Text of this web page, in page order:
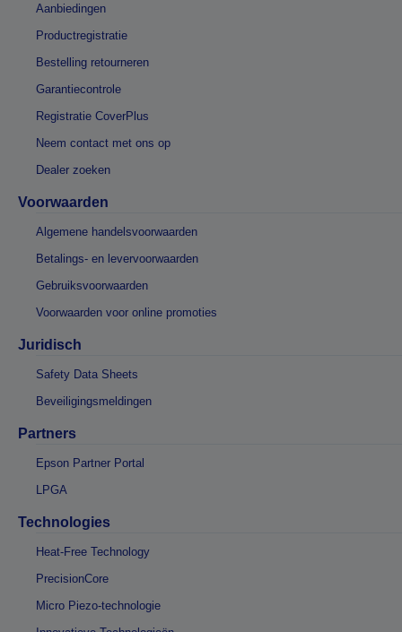
Aanbiedingen
Productregistratie
Bestelling retourneren
Garantiecontrole
Registratie CoverPlus
Neem contact met ons op
Dealer zoeken
Voorwaarden
Algemene handelsvoorwaarden
Betalings- en levervoorwaarden
Gebruiksvoorwaarden
Voorwaarden voor online promoties
Juridisch
Safety Data Sheets
Beveiligingsmeldingen
Partners
Epson Partner Portal
LPGA
Technologies
Heat-Free Technology
PrecisionCore
Micro Piezo-technologie